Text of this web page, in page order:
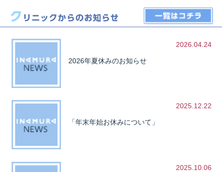
2026.04.24
2026年夏休みのお知らせ
2025.12.22
「年末年始お休みについて」
2025.10.06